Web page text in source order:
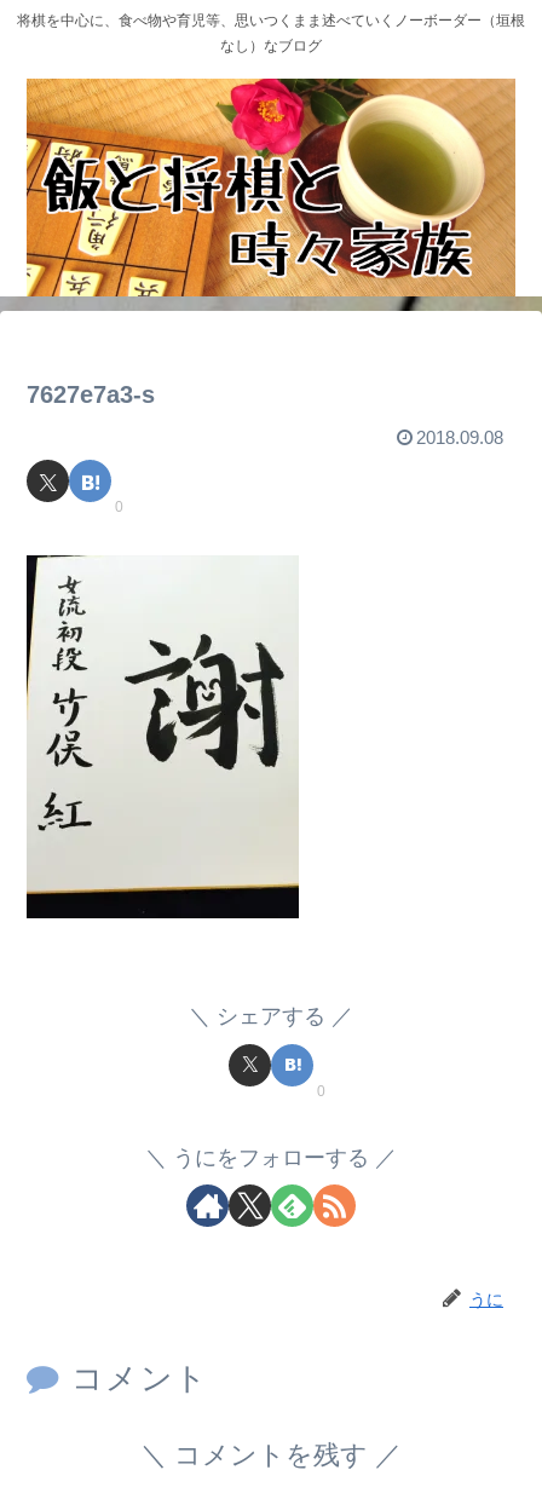
将棋を中心に、食べ物や育児等、思いつくまま述べていくノーボーダー（垣根
なし）なブログ
7627e7a3-s
2018.09.08
0
シェアする
0
うにをフォローする
うに
コメント
コメントを残す